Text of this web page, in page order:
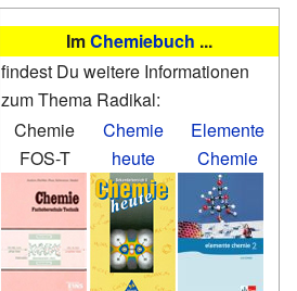
ImChemiebuch ...
findest Du weitere Informationen
zum Thema Radikal:
Chemie
FOS-T
Chemie
heute
Elemente
Chemie